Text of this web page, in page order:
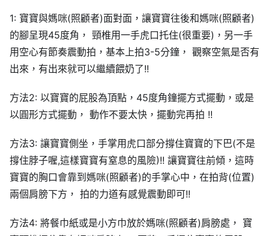
1: 寶寶與媽咪(照顧者)面對面，讓寶寶往後和媽咪(照顧者)
的腳呈現45度角， 頸椎用一手虎口托住(很重要)，另一手
用空心有節奏震動拍，基本上拍3-5分鐘， 觀察空氣是否有
出來，有出來就可以繼續餵奶了!!
方法2: 以寶寶的屁股為頂點，45度角鐘擺方式擺動，或是
以圓形方式擺動， 動作不要太快，擺動完再拍 !!
方法3: 讓寶寶側坐，手掌用虎口部分撐住寶寶的下巴(不是
撐住脖子喔,這樣寶寶有窒息的風險)!! 讓寶寶往前傾，這時
寶寶的胸口會靠到媽咪(照顧者)的手掌心中，在拍背(位置)
兩個肩膀下方， 拍的力道有感覺震動即可!!
方法4: 將餐巾紙或是小方巾放於媽咪(照顧者)肩膀處， 寶